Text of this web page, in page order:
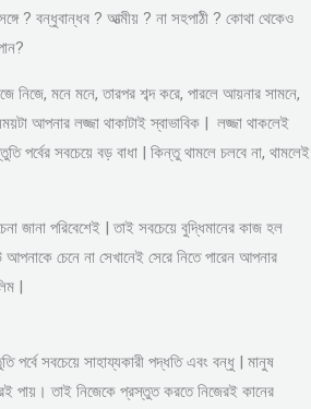
? বন্ধুবান্ধব ? আত্মীয় ? না সহপাঠী ? কোথা থেকেও
নিজে, মনে মনে, তারপর শব্দ করে, পারলে আয়নার সামনে,
আপনার লজ্জা থাকাটাই স্বাভাবিক | লজ্জা থাকলেই
পর্বের সবচেয়ে বড় বাধা | কিন্তু থামলে চলবে না, থামলেই
জানা পরিবেশেই | তাই সবচেয়ে বুদ্ধিমানের কাজ হল
চেনে না সেখানেই সেরে নিতে পারেন আপনার
|
পর্বে সবচেয়ে সাহায্যকারী পদ্ধতি এবং বন্ধু | মানুষ
পায়। তাই নিজেকে প্রস্তুত করতে নিজেরই কানের